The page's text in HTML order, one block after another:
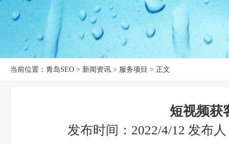
当前位置：青岛SEO > 新闻资讯 > 服务项目 > 正文
短视频获
发布时间：2022/4/12 发布